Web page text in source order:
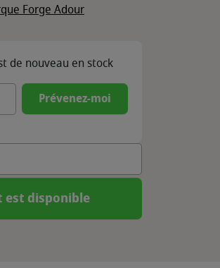
Forge Adour
de nouveau en stock
Prévenez-moi
est disponible